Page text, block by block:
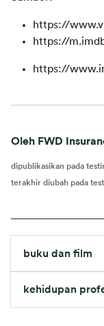
https://
https://
https://
Oleh FWD
dipublikasikan pada
terakhir diubah pada
buku dan film
kehidupan